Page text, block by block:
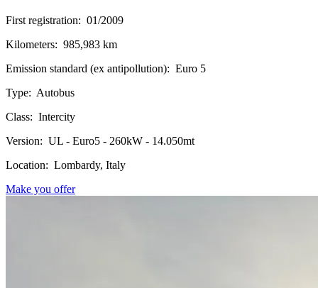
First registration: 01/2009
Kilometers: 985,983 km
Emission standard (ex antipollution): Euro 5
Type: Autobus
Class: Intercity
Version: UL - Euro5 - 260kW - 14.050mt
Location: Lombardy, Italy
Make you offer